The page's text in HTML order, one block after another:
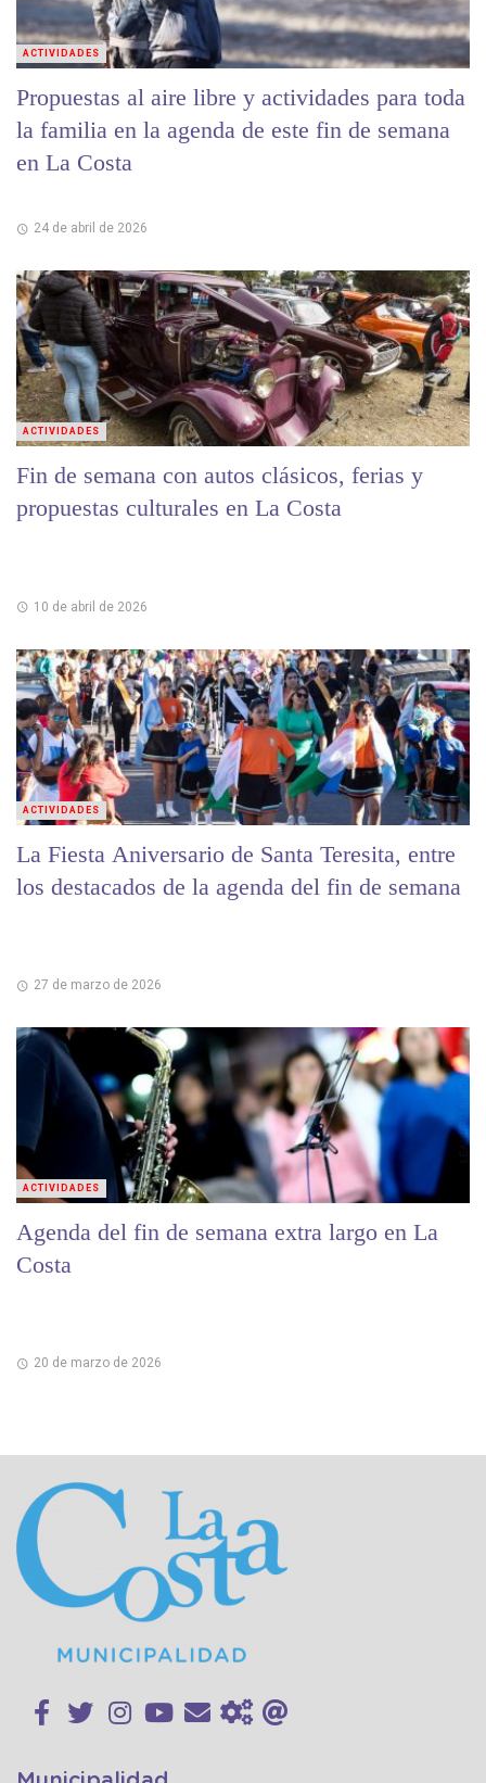
Propuestas al aire libre y actividades para toda
la familia en la agenda de este fin de semana
en La Costa
24 de abril de 2026
ACTIVIDADES
Fin de semana con autos clásicos, ferias y
propuestas culturales en La Costa
10 de abril de 2026
ACTIVIDADES
La Fiesta Aniversario de Santa Teresita, entre
los destacados de la agenda del fin de semana
27 de marzo de 2026
ACTIVIDADES
Agenda del fin de semana extra largo en La
Costa
20 de marzo de 2026
ACTIVIDADES